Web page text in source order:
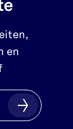
en